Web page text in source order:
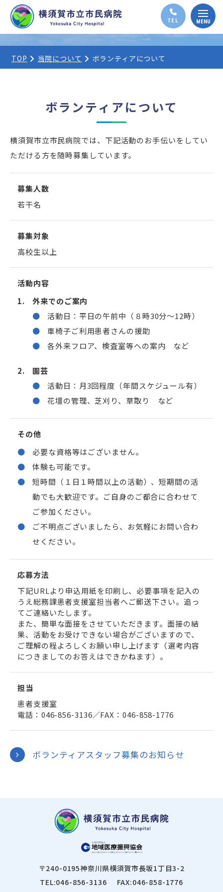
TOP 当院について ボランティアについて
ボランティアについて
横須賀市立市民病院では、下記活動のお手伝いをしてい
ただける方を随時募集しています。
募集人数
若干名
募集対象
高校生以上
活動内容
外来でのご案内
活動日：平日の午前中（８時30分～12時）
車椅子ご利用患者さんの援助
各外来フロア、検査室等への案内 など
園芸
活動日：月3回程度（年間スケジュール有）
花壇の管理、芝刈り、草取り など
その他
必要な資格等はございません。
体験も可能です。
短時間（１日１時間以上の活動）、短期間の活
動でも大歓迎です。ご自身のご都合に合わせて
ご参加ください。
ご不明点ございましたら、お気軽にお問い合わ
せください。
応募方法
下記URLより申込用紙を印刷し、必要事項を記入の
うえ総務課患者支援室担当者へご郵送下さい。追っ
てご連絡いたします。
また、簡単な面接をさせていただきます。面接の結
果、活動をお受けできない場合がございますので、
ご理解の程よろしくお願い申し上げます（選考内容
につきましてのお答えはできかねます）。
担当
患者支援室
電話： 046-856-3136／FAX：046-858-1776
ボランティアスタッフ募集のお知らせ
〒240-0195神奈川県横須賀市長坂1丁目3-2
TEL:046-856-3136
FAX:046-858-1776